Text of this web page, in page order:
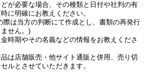
が必要な場合、その種類と日付や社判の有
に明確にお教えください。
際は当方の判断にて作成とし、書類の再発行
せん。)
時期やその名義などの情報をお教えくださ
は店舗販売・他サイト通販と併用、売り切
ルとさせていただきます。